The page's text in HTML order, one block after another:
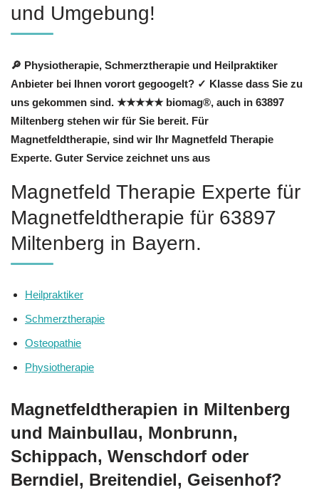
und Umgebung!
🔎 Physiotherapie, Schmerztherapie und Heilpraktiker
Anbieter bei Ihnen vorort gegoogelt? ✓ Klasse dass Sie zu
uns gekommen sind. ★★★★★ biomag®, auch in 63897
Miltenberg stehen wir für Sie bereit. Für
Magnetfeldtherapie, sind wir Ihr Magnetfeld Therapie
Experte. Guter Service zeichnet uns aus
Magnetfeld Therapie Experte für
Magnetfeldtherapie für 63897
Miltenberg in Bayern.
Heilpraktiker
Schmerztherapie
Osteopathie
Physiotherapie
Magnetfeldtherapien in Miltenberg
und Mainbullau, Monbrunn,
Schippach, Wenschdorf oder
Berndiel, Breitendiel, Geisenhof?